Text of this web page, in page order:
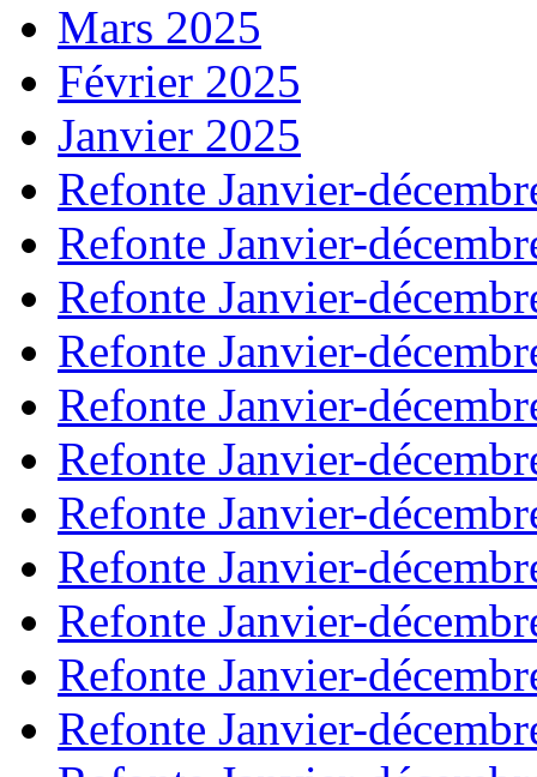
Mars 2025
Février 2025
Janvier 2025
Refonte Janvier-
Refonte Janvier-
Refonte Janvier-
Refonte Janvier-
Refonte Janvier-
Refonte Janvier-
Refonte Janvier-
Refonte Janvier-
Refonte Janvier-
Refonte Janvier-
Refonte Janvier-